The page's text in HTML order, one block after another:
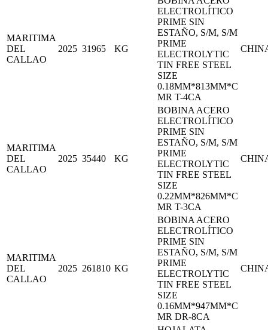
MARITIMA
DEL
CALLAO
2025 31965 KG
ELECTROLÍTICO
PRIME SIN
ESTAÑO, S/M, S/M
PRIME
ELECTROLYTIC
TIN FREE STEEL
SIZE
0.18MM*813MM*C
MR T-4CA
MARITIMA
DEL
CALLAO
2025 35440 KG
BOBINA ACERO
ELECTROLÍTICO
PRIME SIN
ESTAÑO, S/M, S/M
PRIME
ELECTROLYTIC
TIN FREE STEEL
SIZE
0.22MM*826MM*C
MR T-3CA
MARITIMA
DEL
CALLAO
2025 261810 KG
BOBINA ACERO
ELECTROLÍTICO
PRIME SIN
ESTAÑO, S/M, S/M
PRIME
ELECTROLYTIC
TIN FREE STEEL
SIZE
0.16MM*947MM*C
MR DR-8CA